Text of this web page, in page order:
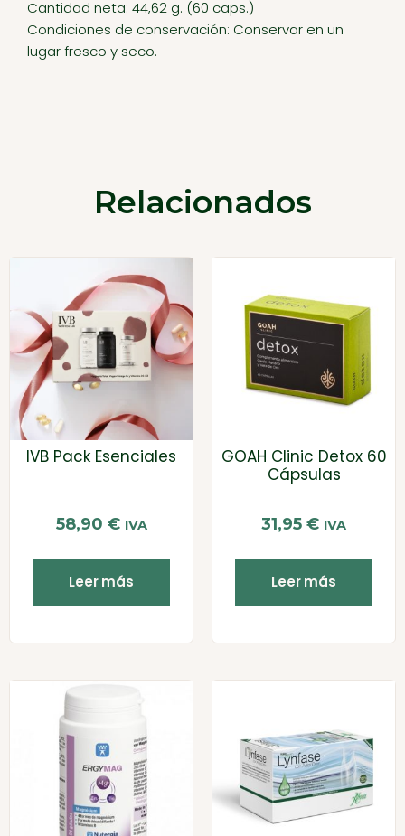
Cantidad neta: 44,62 g. (60 caps.)
Condiciones de conservación: Conservar en un
lugar fresco y seco.
Relacionados
IVB Pack Esenciales
58,90 € IVA
Leer más
GOAH Clinic Detox 60
Cápsulas
31,95 € IVA
Leer más